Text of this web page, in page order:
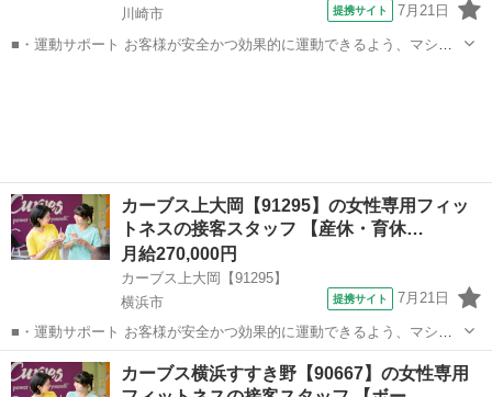
川崎市
提携サイト 7月21日
■・運動サポート お客様が安全かつ効果的に運動できるよう、マシン
カーブス上大岡【91295】の女性専用フィッ
トネスの接客スタッフ 【産休・育休…
月給270,000円
カーブス上大岡【91295】
横浜市
提携サイト 7月21日
■・運動サポート お客様が安全かつ効果的に運動できるよう、マシン
の使い方をアドバイスします。運動が初めての方や苦手な方がほとん
どなので、難しい指導はありません。「今日はこの動きを意識しまし
神奈川 横浜市 その他
カーブス横浜すすき野【90667】の女性専用